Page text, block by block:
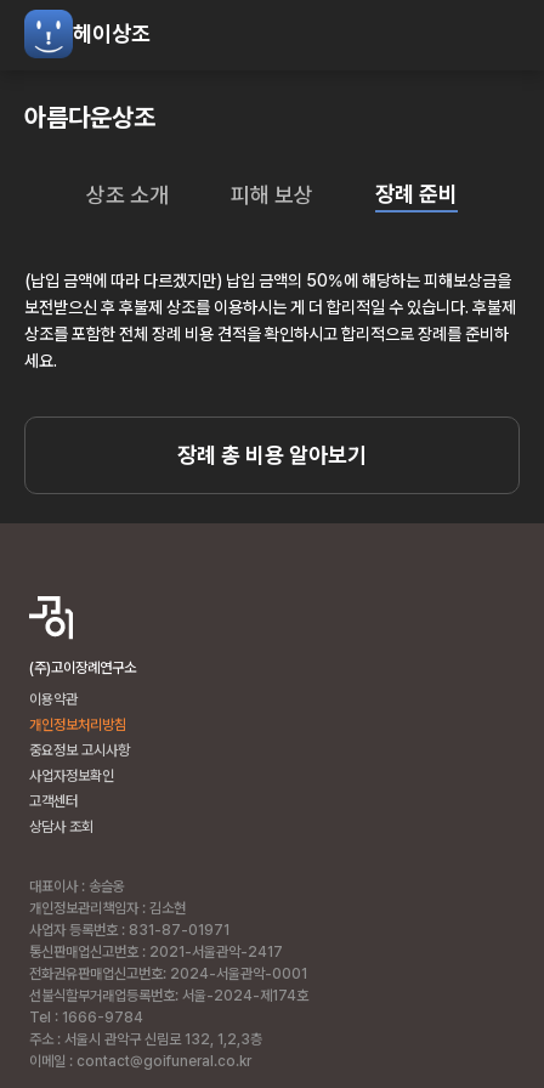
헤이상조
아름다운상조
상조 소개 피해 보상 장례 준비
(납입 금액에 따라 다르겠지만) 납입 금액의 50%에 해당하는 피해보상금을
보전받으신 후 후불제 상조를 이용하시는 게 더 합리적일 수 있습니다. 후불제
상조를 포함한 전체 장례 비용 견적을 확인하시고 합리적으로 장례를 준비하
세요.
장례 총 비용 알아보기
(주)고이장례연구소
이용약관
개인정보처리방침
중요정보 고시사항
사업자정보확인
고객센터
상담사 조회
대표이사 : 송슬옹
개인정보관리책임자 : 김소현
사업자 등록번호 : 831-87-01971
통신판매업신고번호 : 2021-서울관악-2417
전화권유판매업신고번호: 2024-서울관악-0001
선불식할부거래업등록번호: 서울-2024-제174호
Tel : 1666-9784
주소 : 서울시 관악구 신림로 132, 1,2,3층
이메일 : contact@goifuneral.co.kr